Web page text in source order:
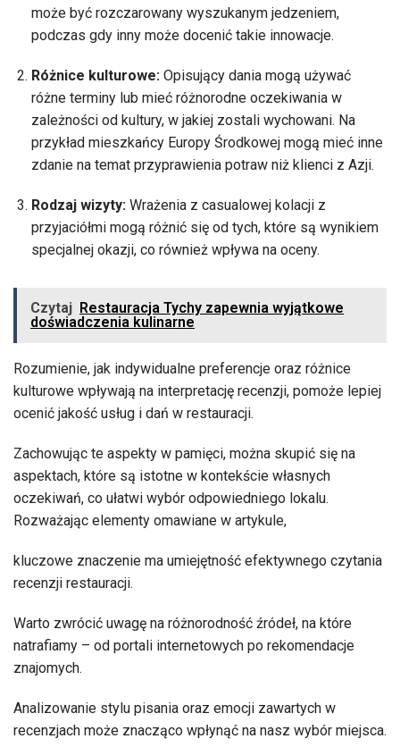
może być rozczarowany wyszukanym jedzeniem,
podczas gdy inny może docenić takie innowacje.
Różnice kulturowe: Opisujący dania mogą używać
różne terminy lub mieć różnorodne oczekiwania w
zależności od kultury, w jakiej zostali wychowani. Na
przykład mieszkańcy Europy Środkowej mogą mieć inne
zdanie na temat przyprawienia potraw niż klienci z Azji.
Rodzaj wizyty: Wrażenia z casualowej kolacji z
przyjaciółmi mogą różnić się od tych, które są wynikiem
specjalnej okazji, co również wpływa na oceny.
Czytaj Restauracja Tychy zapewnia wyjątkowe
doświadczenia kulinarne
Rozumienie, jak indywidualne preferencje oraz różnice
kulturowe wpływają na interpretację recenzji, pomoże lepiej
ocenić jakość usług i dań w restauracji.
Zachowując te aspekty w pamięci, można skupić się na
aspektach, które są istotne w kontekście własnych
oczekiwań, co ułatwi wybór odpowiedniego lokalu.
Rozważając elementy omawiane w artykule,
kluczowe znaczenie ma umiejętność efektywnego czytania
recenzji restauracji.
Warto zwrócić uwagę na różnorodność źródeł, na które
natrafiamy – od portali internetowych po rekomendacje
znajomych.
Analizowanie stylu pisania oraz emocji zawartych w
recenzjach może znacząco wpłynąć na nasz wybór miejsca.